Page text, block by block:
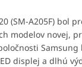
(SM-A205F) bol
modelov novej,
displej a dlhú